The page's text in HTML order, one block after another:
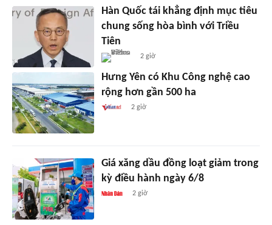
Hàn Quốc tái khẳng định mục tiêu
chung sống hòa bình với Triều
Tiên
2 giờ
Hưng Yên có Khu Công nghệ cao
rộng hơn gần 500 ha
2 giờ
Giá xăng dầu đồng loạt giảm trong
kỳ điều hành ngày 6/8
2 giờ